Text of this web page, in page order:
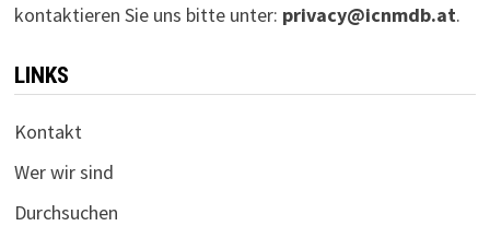
kontaktieren Sie uns bitte unter: privacy@icnmdb.at.
LINKS
Kontakt
Wer wir sind
Durchsuchen